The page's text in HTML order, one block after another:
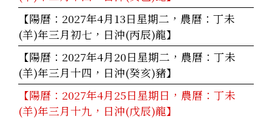
【陽曆：2027年4月13日星期二，農曆：丁未
(羊)年三月初七，日沖(丙辰)龍】
【陽曆：2027年4月20日星期二，農曆：丁未
(羊)年三月十四，日沖(癸亥)豬】
【陽曆：2027年4月25日星期日，農曆：丁未
(羊)年三月十九，日沖(戊辰)龍】